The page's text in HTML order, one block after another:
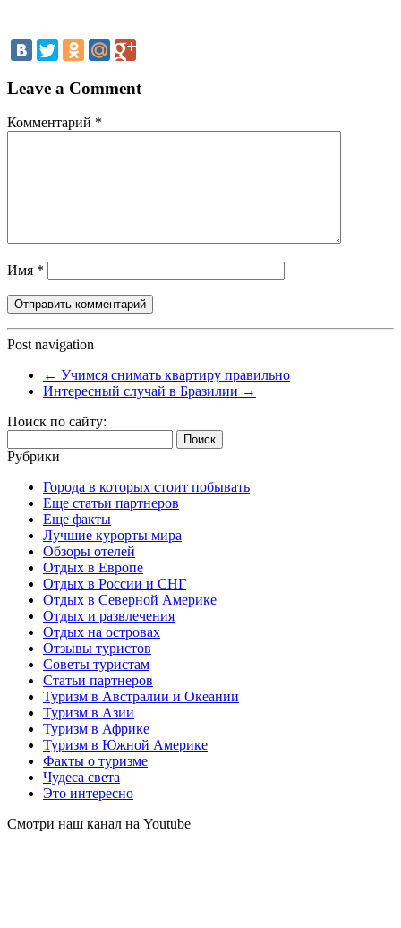
Leave a Comment
Комментарий *
Имя *
Post navigation
← Учимся снимать квартиру правильно
Интересный случай в Бразилии →
Поиск по сайту:
Рубрики
Города в которых стоит побывать
Еще статьи партнеров
Еще факты
Лучшие курорты мира
Обзоры отелей
Отдых в Европе
Отдых в России и СНГ
Отдых в Северной Америке
Отдых и развлечения
Отдых на островах
Отзывы туристов
Советы туристам
Статьи партнеров
Туризм в Австралии и Океании
Туризм в Азии
Туризм в Африке
Туризм в Южной Америке
Факты о туризме
Чудеса света
Это интересно
Смотри наш канал на Youtube